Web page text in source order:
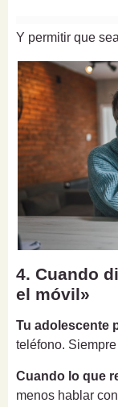
Y permitir que
4. Cuando
el móvil»
Tu adolescente
teléfono.
Cuando lo que
menos hablar